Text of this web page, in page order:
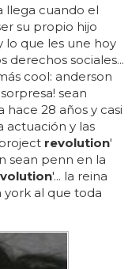
llega cuando el
su propio hijo
lo que les une hoy
derechos sociales...
cool: anderson
sean
28 años y casi
actuación y las
revolution'
sean penn en la
'... la reina
al que toda